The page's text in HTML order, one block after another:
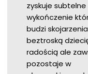
zyskuje subtelne
wykończenie
budzi
beztroską
radością ale
pozostaje w